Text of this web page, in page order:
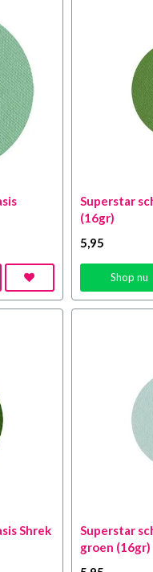
Superstar
(16gr)
5 ,95
Shop nu
Shrek
Superstar
groen (16gr)